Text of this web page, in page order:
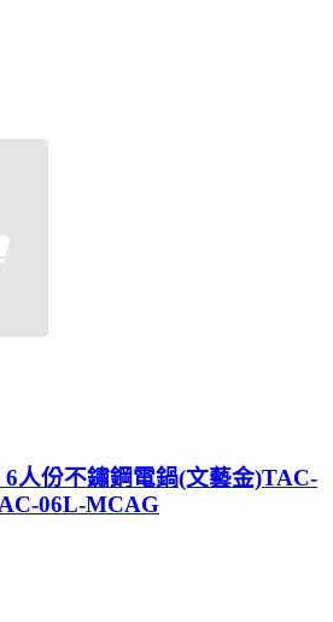
人份不鏽鋼電鍋(文藝金)TAC-
06L-MCAG